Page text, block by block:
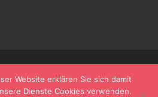
Website erklären Sie sich damit
Dienste Cookies verwenden.